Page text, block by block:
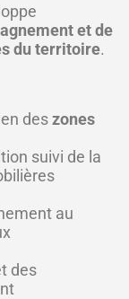
et de
du territoire.
deszones
suivi de la
au
des